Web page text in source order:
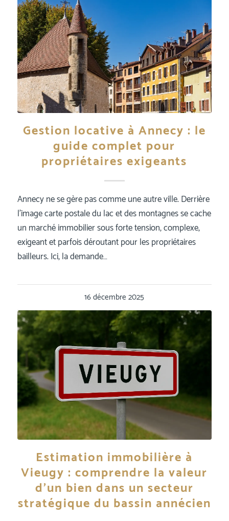
Gestion locative à Annecy : le
guide complet pour
propriétaires exigeants
Annecy ne se gère pas comme une autre ville. Derrière
l’image carte postale du lac et des montagnes se cache
un marché immobilier sous forte tension, complexe,
exigeant et parfois déroutant pour les propriétaires
bailleurs. Ici, la demande…
16 décembre 2025
Estimation immobilière à
Vieugy : comprendre la valeur
d’un bien dans un secteur
stratégique du bassin annécien